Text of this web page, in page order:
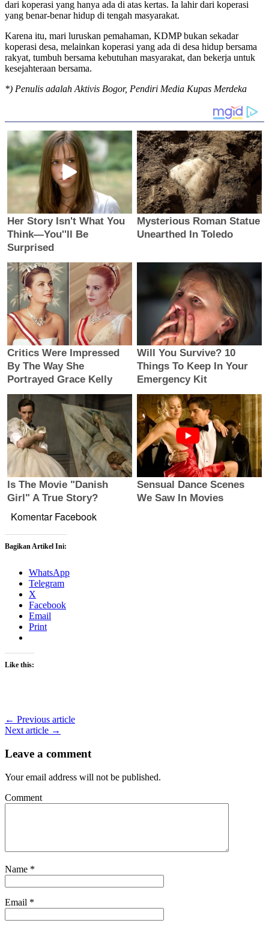
dari koperasi yang hanya ada di atas kertas. Ia lahir dari koperasi
yang benar-benar hidup di tengah masyarakat.
Karena itu, mari luruskan pemahaman, KDMP bukan sekadar
koperasi desa, melainkan koperasi yang ada di desa hidup bersama
rakyat, tumbuh bersama kebutuhan masyarakat, dan bekerja untuk
kesejahteraan bersama.
*) Penulis adalah Aktivis Bogor, Pendiri Media Kupas Merdeka
Komentar Facebook
Bagikan Artikel Ini:
WhatsApp
Telegram
X
Facebook
Email
Print
Like this:
← Previous article
Next article →
Leave a comment
Your email address will not be published.
Comment
Name *
Email *